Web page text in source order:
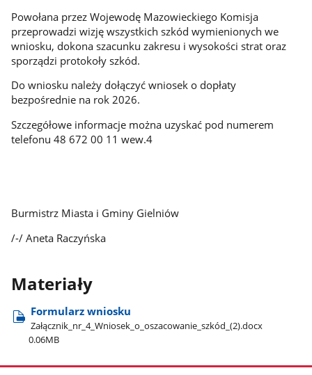
Powołana przez Wojewodę Mazowieckiego Komisja
przeprowadzi wizję wszystkich szkód wymienionych we
wniosku, dokona szacunku zakresu i wysokości strat oraz
sporządzi protokoły szkód.
Do wniosku należy dołączyć wniosek o dopłaty
bezpośrednie na rok 2026.
Szczegółowe informacje można uzyskać pod numerem
telefonu 48 672 00 11 wew.4
Burmistrz Miasta i Gminy Gielniów
/-/ Aneta Raczyńska
Materiały
Formularz wniosku
Załącznik​_nr​_4​_Wniosek​_o​_oszacowanie​_szkód​_(2).docx
0.06MB